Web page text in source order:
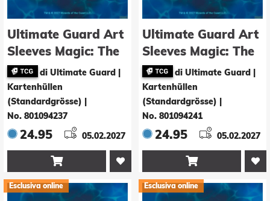
Ultimate Guard Art
Sleeves Magic: The
Gathering "Nauctis:
The Sunken Realm"
- Blue Mythic
di Ultimate Guard |
Kartenhüllen
(Standardgrösse)
No. 801094237
24.95 05.02.2027

Ultimate Guard Art
Sleeves Magic: The
Gathering "Nauctis:
The Sunken Realm"
- Commander 1
di Ultimate Guard |
Kartenhüllen
(Standardgrösse)
No. 801094241
24.95 05.02.2027

Esclusiva online Esclusiva online